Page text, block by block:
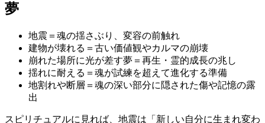
夢
地震＝魂の揺さぶり、変容の前触れ
建物が壊れる＝古い価値観やカルマの崩壊
崩れた場所に光が差す夢＝再生・霊的成長の兆し
揺れに耐える＝魂が試練を超えて進化する準備
地割れや断層＝魂の深い部分に隠された傷や記憶の露
出
スピリチュアルに見れば、地震は「新しい自分に生まれ変わ